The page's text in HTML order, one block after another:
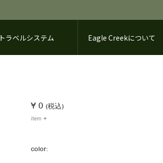
トラベルシステム Eagle Creekについて
¥ 0 (税込)
item #
color: